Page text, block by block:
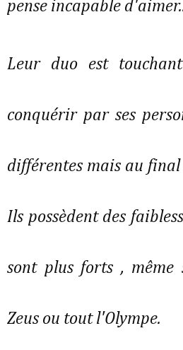
pense incapable
Leur duo est
conquérir par ses
différentes mais au
Ils possèdent des
sont plus forts ,
Zeus ou tout l'Olympe.